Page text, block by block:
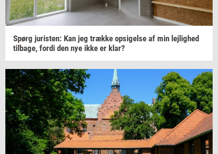
Spørg juri­sten: Kan jeg træk­ke op­si­gel­se af min lej­lig­hed
til­ba­ge, fordi den nye ikke er klar?